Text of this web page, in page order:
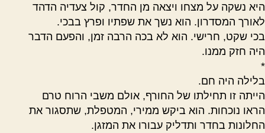
היא נשקה על מצחו ויצאה מן החדר, קול צעדיה הדהד
לאורך המסדרון. הוא נשך את שפתיו ופרץ בבכי.
בכי שקט, חרישי. הוא לא בכה הרבה זמן, והפעם הדבר
היה חזק ממנו.
*
בלילה היה חם.
הייתה זו תחילתו של החורף, אולם משבי הרוח טרם
הראו נוכחות. הוא ביקש ממירי, המטפלת, שתסגור את
החלונות בחדר ותדליק עבורו את המזגן.